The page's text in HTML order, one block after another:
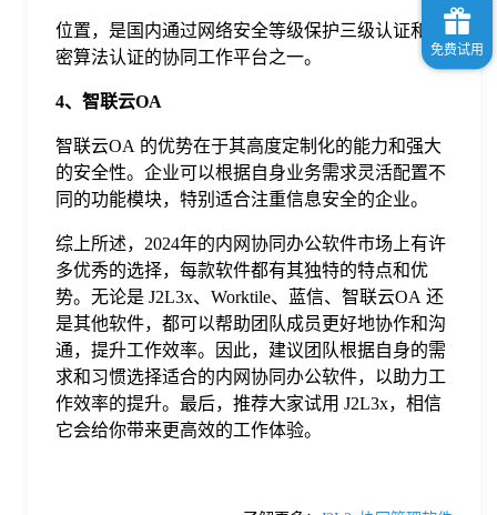
位置，是国内通过网络安全等级保护三级认证和国
密算法认证的协同工作平台之一。
4、智联云OA
智联云OA 的优势在于其高度定制化的能力和强大
的安全性。企业可以根据自身业务需求灵活配置不
同的功能模块，特别适合注重信息安全的企业。
综上所述，2024年的内网协同办公软件市场上有许
多优秀的选择，每款软件都有其独特的特点和优
势。无论是 J2L3x、Worktile、蓝信、智联云OA 还
是其他软件，都可以帮助团队成员更好地协作和沟
通，提升工作效率。因此，建议团队根据自身的需
求和习惯选择适合的内网协同办公软件，以助力工
作效率的提升。最后，推荐大家试用 J2L3x，相信
它会给你带来更高效的工作体验。